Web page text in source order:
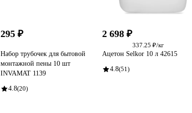
295 ₽
Набор трубочек для бытовой
монтажной пены 10 шт
INVAMAT 1139
4.8(20)
2 698 ₽
337.25 ₽/кг
Ацетон Selkor 10 л 42615
4.8(51)